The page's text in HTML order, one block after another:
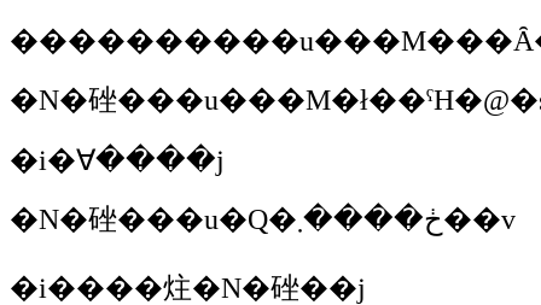
���������
�N�䂳��
�i�ꓯ����j
�N�䂳��
�u�Q�ڂ����܂��v
�i����炷�N�䂳��j